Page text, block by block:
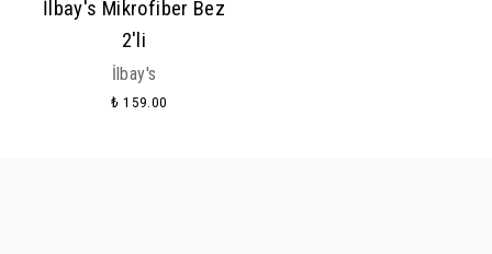
İlbay's Mikrofiber Bez
2'li
İlbay's
₺ 159.00